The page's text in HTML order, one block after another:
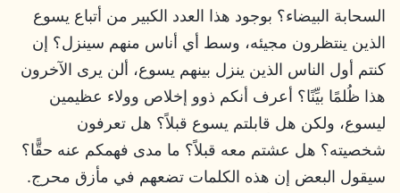
السحابة البيضاء؟ بوجود هذا العدد الكبير من أتباع يسوع
الذين ينتظرون مجيئه، وسط أي أناس منهم سينزل؟ إن
كنتم أول الناس الذين ينزل بينهم يسوع، ألن يرى الآخرون
هذا ظُلمًا بيِّنًا؟ أعرف أنكم ذوو إخلاص وولاء عظيمين
ليسوع، ولكن هل قابلتم يسوع قبلاً؟ هل تعرفون
شخصيته؟ هل عشتم معه قبلاً؟ ما مدى فهمكم عنه حقًّا؟
سيقول البعض إن هذه الكلمات تضعهم في مأزق محرج.